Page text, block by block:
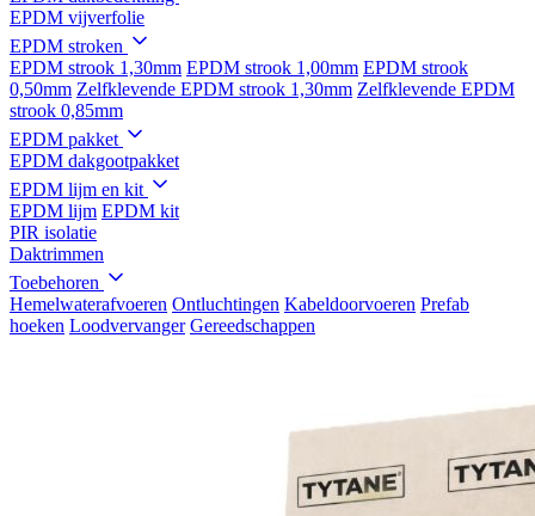
EPDM vijverfolie
EPDM stroken
EPDM strook 1,30mm EPDM strook 1,00mm EPDM strook
0,50mm Zelfklevende EPDM strook 1,30mm Zelfklevende EPDM
strook 0,85mm
EPDM pakket
EPDM dakgootpakket
EPDM lijm en kit
EPDM lijm EPDM kit
PIR isolatie
Daktrimmen
Toebehoren
Hemelwaterafvoeren Ontluchtingen Kabeldoorvoeren Prefab
hoeken Loodvervanger Gereedschappen